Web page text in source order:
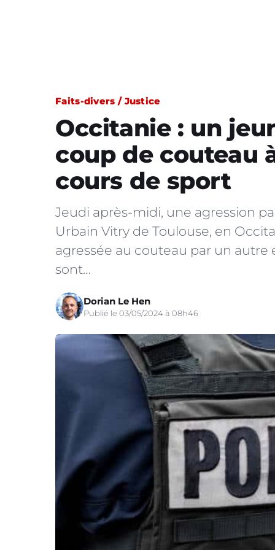
Faits-divers / Justice
Occitanie : un
coup de couteau
cours de sport
Jeudi après-midi, une agression
Urbain Vitry de Toulouse, en
agressée au couteau par un autre
sont…
Dorian Le Hen
Publié le 03/05/2024 à 08h46